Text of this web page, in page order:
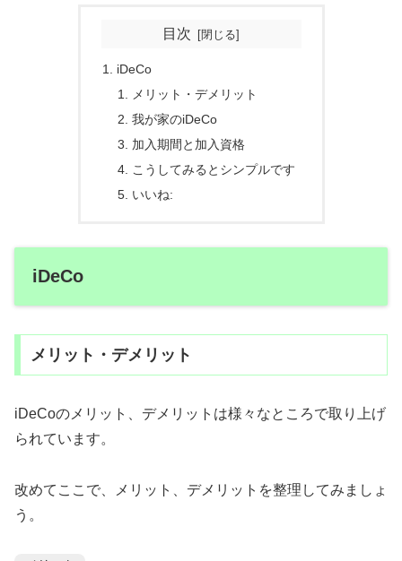
目次
iDeCo
メリット・デメリット
我が家のiDeCo
加入期間と加入資格
こうしてみるとシンプルです
いいね:
iDeCo
メリット・デメリット
iDeCoのメリット、デメリットは様々なところで取り上げ
られています。
改めてここで、メリット、デメリットを整理してみましょ
う。